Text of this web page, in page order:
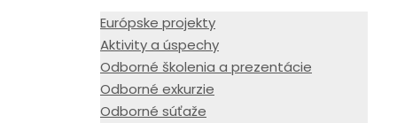
Európske projekty
Aktivity a úspechy
Odborné školenia a prezentácie
Odborné exkurzie
Odborné súťaže